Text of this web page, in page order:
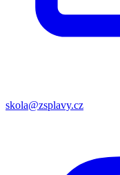
skola@zsplavy.cz